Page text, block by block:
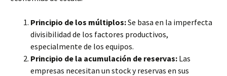
Principio de los múltiplos:Se basa en la imperfecta
divisibilidad de los factores productivos,
especialmente de los equipos.
Principio de la acumulación de reservas: Las
empresas necesitan un stock y reservas en sus